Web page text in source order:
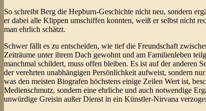
So schreibt Berg die Hepburn-Geschichte nicht neu, sondern
er dabei alle Klippen umschiffen konnten, weiß er selbst nicht
man ehrlich schätzt.
Schwer fällt es zu entscheiden, wie tief die Freundschaft
Zeiträume unter ihrem Dach gewohnt und am Familienleben
manchmal schildert, muss offen bleiben. Es ist auf der anderen
der verehrten unabhängigen Persönlichkeit aufweist, sondern
was den meisten Biografen höchstens einige Zeilen Wert ist,
Medienschmutz, sondern eine ehrliche und auch notwendige
unwürdige Greisin außer Dienst in ein Künstler-Nirvana